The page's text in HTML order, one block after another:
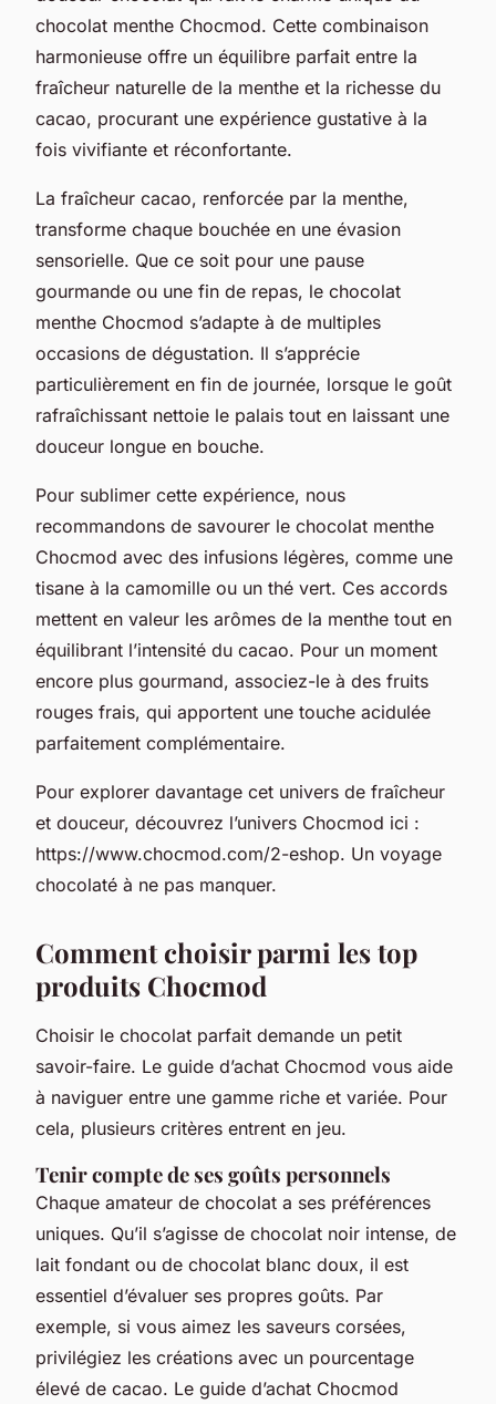
chocolat menthe Chocmod. Cette combinaison
harmonieuse offre un équilibre parfait entre la
fraîcheur naturelle de la menthe et la richesse du
cacao, procurant une expérience gustative à la
fois vivifiante et réconfortante.
La fraîcheur cacao, renforcée par la menthe,
transforme chaque bouchée en une évasion
sensorielle. Que ce soit pour une pause
gourmande ou une fin de repas, le chocolat
menthe Chocmod s’adapte à de multiples
occasions de dégustation. Il s’apprécie
particulièrement en fin de journée, lorsque le goût
rafraîchissant nettoie le palais tout en laissant une
douceur longue en bouche.
Pour sublimer cette expérience, nous
recommandons de savourer le chocolat menthe
Chocmod avec des infusions légères, comme une
tisane à la camomille ou un thé vert. Ces accords
mettent en valeur les arômes de la menthe tout en
équilibrant l’intensité du cacao. Pour un moment
encore plus gourmand, associez-le à des fruits
rouges frais, qui apportent une touche acidulée
parfaitement complémentaire.
Pour explorer davantage cet univers de fraîcheur
et douceur, découvrez l’univers Chocmod ici :
https://www.chocmod.com/2-eshop. Un voyage
chocolaté à ne pas manquer.
Comment choisir parmi les top
produits Chocmod
Choisir le chocolat parfait demande un petit
savoir-faire. Le guide d’achat Chocmod vous aide
à naviguer entre une gamme riche et variée. Pour
cela, plusieurs critères entrent en jeu.
Tenir compte de ses goûts personnels
Chaque amateur de chocolat a ses préférences
uniques. Qu’il s’agisse de chocolat noir intense, de
lait fondant ou de chocolat blanc doux, il est
essentiel d’évaluer ses propres goûts. Par
exemple, si vous aimez les saveurs corsées,
privilégiez les créations avec un pourcentage
élevé de cacao. Le guide d’achat Chocmod